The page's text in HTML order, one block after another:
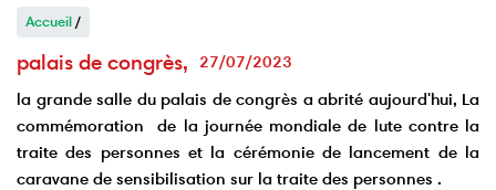
Accueil /
palais de congrès
27/07/2023
la grande salle du palais de congrès a abrité aujourd'hui, La
commémoration de la journée mondiale de lute contre la
traite des personnes et la cérémonie de lancement de la
caravane de sensibilisation sur la traite des personnes .